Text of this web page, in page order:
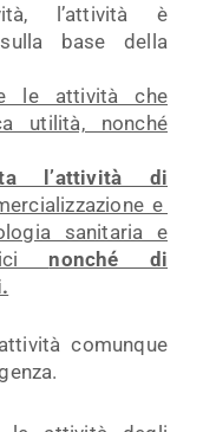
l’attività è
base della
le attività che
utilità, nonché
l’attività di
e
sanitaria e
nonché di
comunque